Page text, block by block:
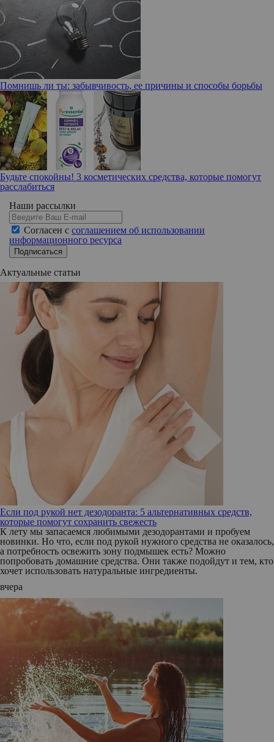
Помнишь ли ты: забывчивость, ее причины и способы борьбы
Будьте спокойны! 3 косметических средства, которые помогут
расслабиться
Наши рассылки
Согласен с соглашением об использовании
информационного ресурса
Подписаться
Актуальные статьи
Если под рукой нет дезодоранта: 5 альтернативных средств,
которые помогут сохранить свежесть
К лету мы запасаемся любимыми дезодорантами и пробуем
новинки. Но что, если под рукой нужного средства не оказалось,
а потребность освежить зону подмышек есть? Можно
попробовать домашние средства. Они также подойдут и тем, кто
хочет использовать натуральные ингредиенты.
вчера